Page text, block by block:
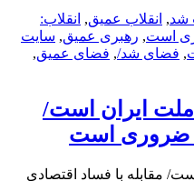
شد, انقلاب عمیق, انقلاب:
است, رهبری عمیق, سایت
, فضای شد/, فضای عمیق,
ملت ایران است/
ضروری است
مقابله با فساد اقتصادی